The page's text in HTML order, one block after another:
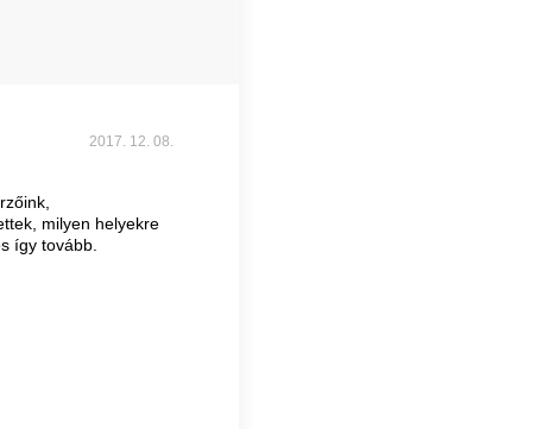
2017. 12. 08.
milyen helyekre
így tovább.